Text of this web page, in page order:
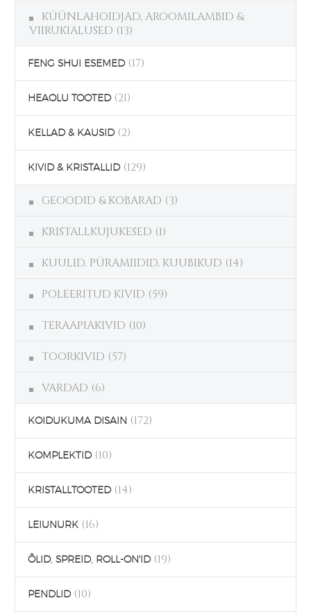
KÜÜNLAHOIDJAD, AROOMILAMBID &
VIIRUKIALUSED (13)
FENG SHUI ESEMED (17)
HEAOLU TOOTED (21)
KELLAD & KAUSID (2)
KIVID & KRISTALLID (129)
GEOODID & KOBARAD (3)
KRISTALLKUJUKESED (1)
KUULID, PÜRAMIIDID, KUUBIKUD (14)
POLEERITUD KIVID (59)
TERAAPIAKIVID (10)
TOORKIVID (57)
VARDAD (6)
KOIDUKUMA DISAIN (172)
KOMPLEKTID (10)
KRISTALLTOOTED (14)
LEIUNURK (16)
ÕLID, SPREID, ROLL-ON'ID (19)
PENDLID (10)